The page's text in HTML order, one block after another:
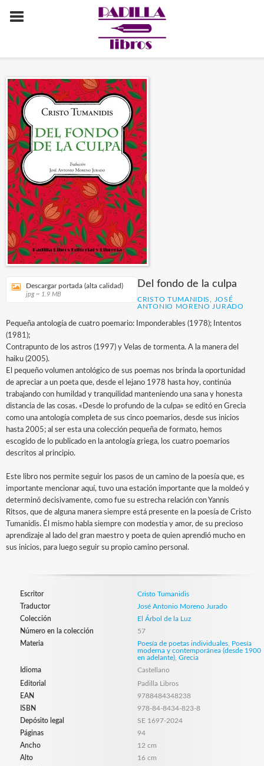
Descargar portada (alta calidad)
jpg ~ 1.9 MB
Del fondo de la culpa
CRISTO TUMANIDIS
JOSÉ
ANTONIO MORENO JURADO
Pequeña antología de cuatro poemario: Imponderables (1978); Intentos
(1981);
Contrapunto de los astros (1997) y Velas de tormenta. A la manera del
haiku (2005).
El pequeño volumen antológico de sus poemas nos brinda la oportunidad
de apreciar a un poeta que, desde el lejano 1978 hasta hoy, continúa
trabajando con humildad y tranquilidad manteniendo una sana y honesta
distancia de las cosas. «Desde lo profundo de la culpa» se editó en Grecia
como una antología completa de sus cinco poemarios, desde sus inicios
hasta 2005; al ser esta una colección pequeña de formato, hemos
escogido de lo publicado en la antología griega, los cuatro poemarios
descritos al principio.
Este libro nos permite seguir los pasos de un camino de la poesía que, es
importante mencionar aquí, tuvo una estación importante que la moldeó y
determinó decisivamente, como fue su estrecha relación con Yannis
Ritsos, que de alguna manera siempre está presente en la poesía de Cristo
Tumanidis. Él mismo habla siempre con modestia y amor, de su precioso
aprendizaje al lado del gran maestro y poeta de quien aprendió mucho en
sus inicios, para luego seguir su propio camino personal.
Escritor
Cristo Tumanidis
Traductor
José Antonio Moreno Jurado
Colección
El Árbol de la Luz
Número en la colección
57
Materia
Poesía de poetas individuales, Poesía
moderna y contemporánea (desde 1900
en adelante), Grecia
Idioma
Castellano
Editorial
Padilla Libros
EAN
9788484348238
ISBN
978-84-8434-823-8
Depósito legal
SE 1697-2024
Páginas
94
Ancho
12 cm
Alto
16 cm